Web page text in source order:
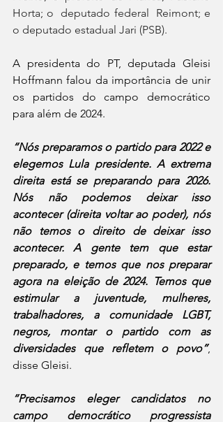
Horta; o  deputado federal  Reimont; e
o deputado estadual Jari (PSB).
A presidenta do PT, deputada Gleisi
Hoffmann falou da importância de unir
os partidos do campo democrático
para além de 2024.
“Nós preparamos o partido para 2022 e
elegemos Lula presidente. A extrema
direita está se preparando para 2026.
Nós não podemos deixar isso
acontecer (direita voltar ao poder), nós
não temos o direito de deixar isso
acontecer. A gente tem que estar
preparado, e temos que nos preparar
agora na eleição de 2024. Temos que
estimular a juventude, mulheres,
trabalhadores, a comunidade LGBT,
negros, montar o partido com as
diversidades que refletem o povo”,
disse Gleisi.
“Precisamos eleger candidatos no
campo democrático progressista